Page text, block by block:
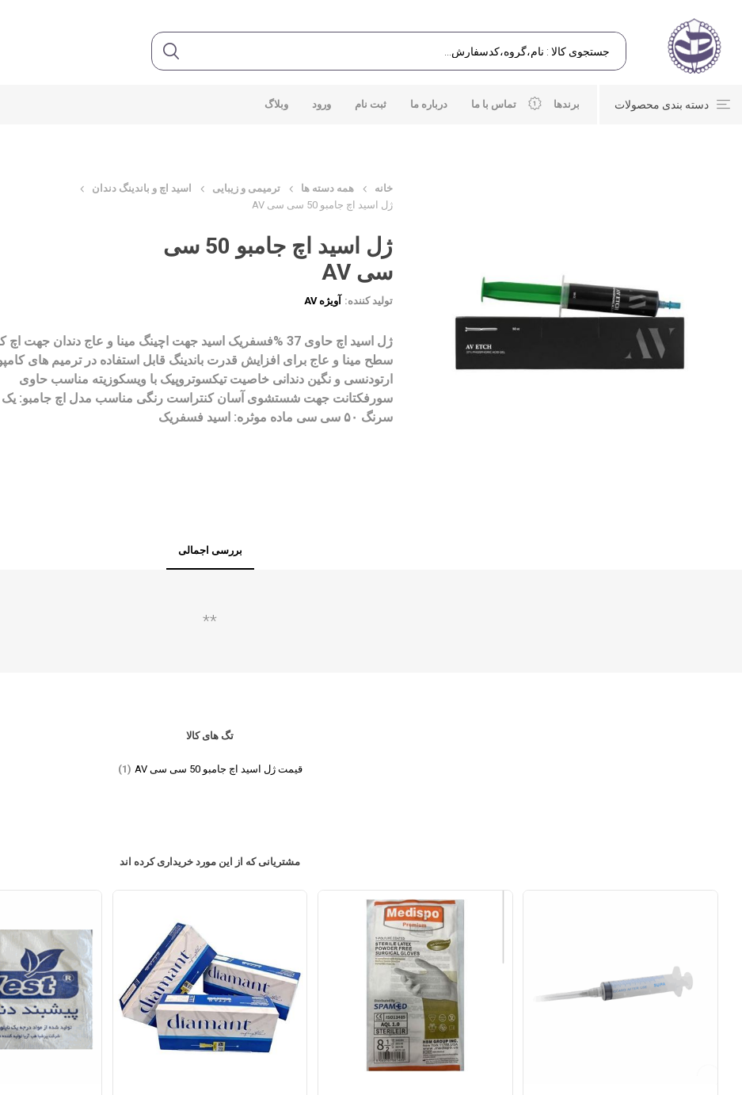
دسته بندی محصولات برندها تماس با ما درباره ما ثبت نام ورود وبلاگ
خانه همه دسته ها ترمیمی و زیبایی
اسید اچ و باندینگ دندان
ژل اسید اچ جامبو 50 سی سی AV
ژل اسید اچ جامبو 50 سی
سی AV
تولید کننده: آویژه AV
ژل اسید اچ حاوی 37 %فسفریک اسید جهت اچینگ مینا و عاج دندان جهت
سطح مینا و عاج برای افزایش قدرت باندینگ قابل استفاده در ترمیم های
ارتودنسی و نگین دندانی خاصیت تیکسوتروپیک با ویسکوزیته مناسب حاوی
سورفکتانت جهت شستشوی آسان کنتراست رنگی مناسب مدل اچ جامبو: یک
سرنگ ۵۰ سی سی ماده موثره: اسید فسفریک
بررسی اجمالی
**
تگ های کالا
قیمت ژل اسید اچ جامبو 50 سی سی AV (1)
مشتریانی که از این مورد خریداری کرده اند